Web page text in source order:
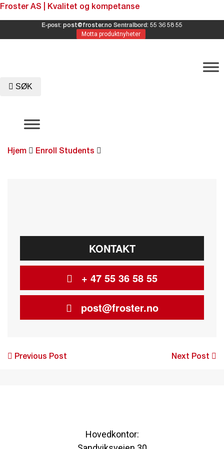
Froster AS | Kvalitet og kompetanse
E-post: post@froster.no Sentralbord: 55 36 58 55
Motta produktnyheter
SØK
Hjem Enroll Students
KONTAKT
+ 47 55 36 58 55
post@froster.no
Post
Previous Post Next Post
Hovedkontor: